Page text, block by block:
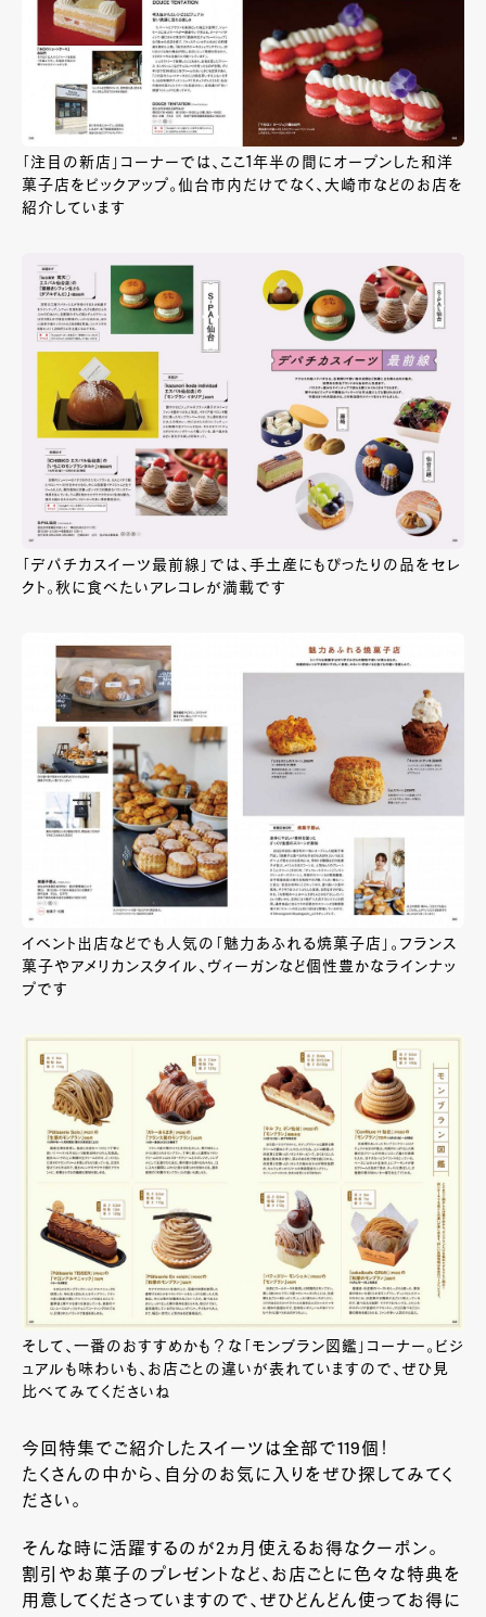
「注目の新店」コーナーでは、ここ1年半の間にオープンした和洋
菓子店をピックアップ。仙台市内だけでなく、大崎市などのお店を
紹介しています
「デパチカスイーツ最前線」では、手土産にもぴったりの品をセレ
クト。秋に食べたいアレコレが満載です
イベント出店などでも人気の「魅力あふれる焼菓子店」。フランス
菓子やアメリカンスタイル、ヴィーガンなど個性豊かなラインナッ
プです
そして、一番のおすすめかも？な「モンブラン図鑑」コーナー。ビジ
ュアルも味わいも、お店ごとの違いが表れていますので、ぜひ見
比べてみてくださいね
今回特集でご紹介したスイーツは全部で119個！
たくさんの中から、自分のお気に入りをぜひ探してみてく
ださい。
そんな時に活躍するのが2ヵ月使えるお得なクーポン。
割引やお菓子のプレゼントなど、お店ごとに色々な特典を
用意してくださっていますので、ぜひどんどん使ってお得に